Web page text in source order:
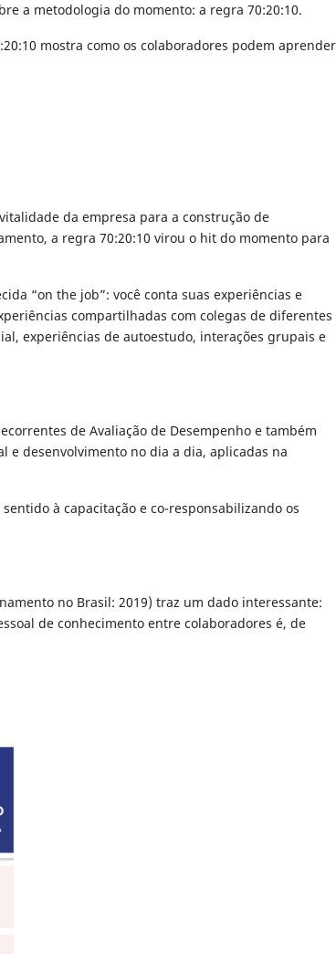
a metodologia do momento: a regra 70:20:10.
mostra como os colaboradores podem aprender
da empresa para a construção de
a regra 70:20:10 virou o hit do momento para
“on the job”: você conta suas experiências e
compartilhadas com colegas de diferentes
experiências de autoestudo, interações grupais e
de Avaliação de Desempenho e também
e desenvolvimento no dia a dia, aplicadas na
à capacitação e co-responsabilizando os
no Brasil: 2019) traz um dado interessante:
de conhecimento entre colaboradores é, de